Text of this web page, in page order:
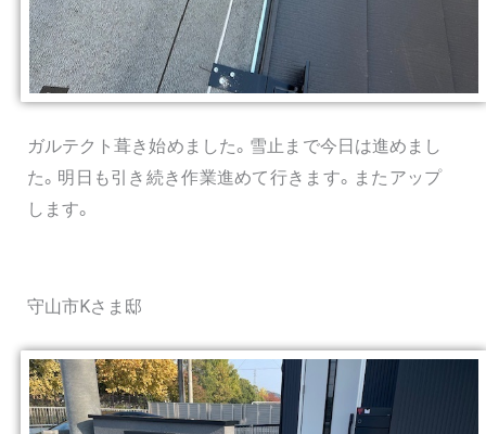
ガルテクト葺き始めました。雪止まで今日は進めまし
た。明日も引き続き作業進めて行きます。またアップ
します。
守山市Kさま邸